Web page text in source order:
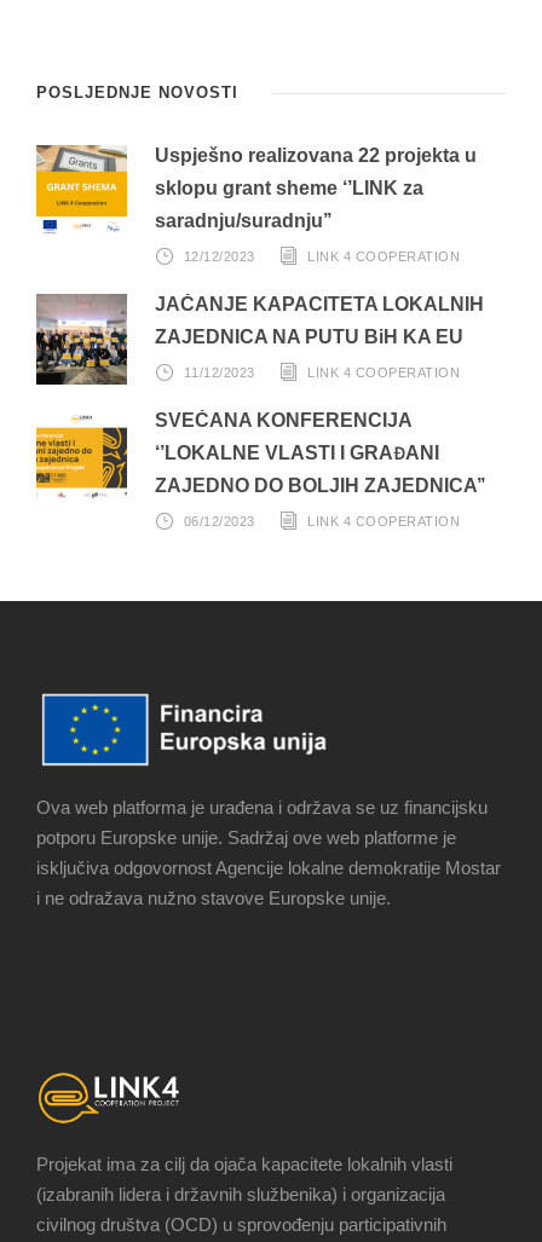
POSLJEDNJE NOVOSTI
Uspješno realizovana 22 projekta u
sklopu grant sheme ‘’LINK za
saradnju/suradnju’’
12/12/2023 LINK 4 COOPERATION
JAČANJE KAPACITETA LOKALNIH
ZAJEDNICA NA PUTU BiH KA EU
11/12/2023 LINK 4 COOPERATION
SVEČANA KONFERENCIJA
‘’LOKALNE VLASTI I GRAĐANI
ZAJEDNO DO BOLJIH ZAJEDNICA’’
06/12/2023 LINK 4 COOPERATION
Ova web platforma je urađena i održava se uz financijsku
potporu Europske unije. Sadržaj ove web platforme je
isključiva odgovornost Agencije lokalne demokratije Mostar
i ne odražava nužno stavove Europske unije.
Projekat ima za cilj da ojača kapacitete lokalnih vlasti
(izabranih lidera i državnih službenika) i organizacija
civilnog društva (OCD) u sprovođenju participativnih